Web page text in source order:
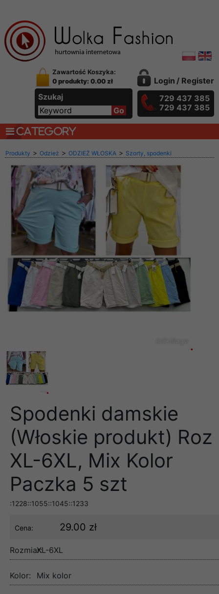
Zawartość Koszyka:
0 produkty: 0.00 zł
Szukaj
Login / Register
729 437 385
729 437 385
CATEGORY
Produkty > Odzież > ODZIEŻ WŁOSKA > Szorty, spodenki
Spodenki damskie
(Włoskie produkt) Roz
XL-6XL, Mix Kolor
Paczka 5 szt
:1228::1055::1045::1233
Cena: 29.00 zł
Rozmiar:XL-6XL
Kolor: Mix kolor